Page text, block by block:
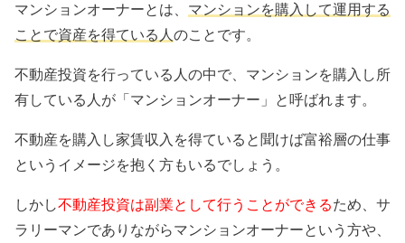
マンションオーナーとは、 マンションを購入して運用する
ことで資産を得ている人 のことです。
不動産投資を行っている人の中で、マンションを購入し所
有している人が「マンションオーナー」と呼ばれます。
不動産を購入し家賃収入を得ていると聞けば富裕層の仕事
というイメージを抱く方もいるでしょう。
しかし不動産投資は副業として行うことができるため、サ
ラリーマンでありながらマンションオーナーという方や、